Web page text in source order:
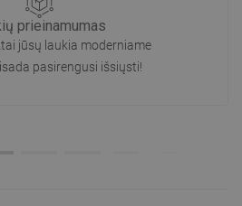
prieinamumas
jūsų laukia moderniame
pasirengusi išsiųsti!